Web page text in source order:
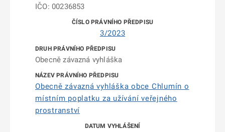
IČO: 00236853
3/2023
Obecně závazná vyhláška
Obecně závazná vyhláška obce Chlumín o
místním poplatku za užívání veřejného
prostranství